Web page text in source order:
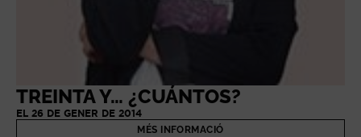
TREINTA Y… ¿CUÁNTOS?
EL 26 DE GENER DE 2014
MÉS INFORMACIÓ